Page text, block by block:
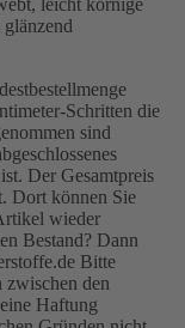
Schritten die
sind
Der Gesamtpreis
Dort können Sie
wieder
Bestand? Dann
Bitte
zwischen den
Haftung